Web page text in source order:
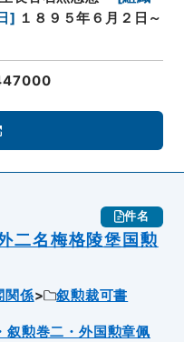
] １８９５年６月２日～
件名
二名梅格陵堡国勲
関係
叙勲裁可書
叙勲巻二・外国勲章佩